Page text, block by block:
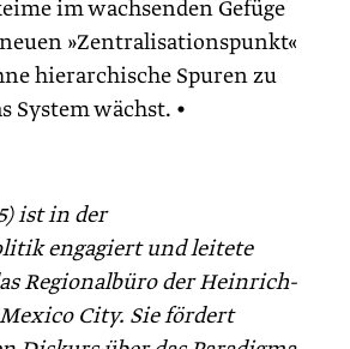
im wachsenden Gefüge
»Zentralisationspunkt«
hierarchische Spuren zu
System wächst. •
ist in der
engagiert und leitete
Regionalbüro der Heinrich-
City. Sie fördert